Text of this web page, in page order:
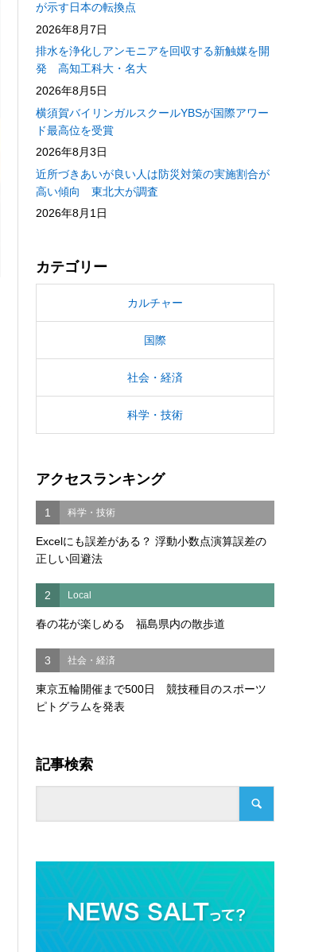
が示す日本の転換点
2026年8月7日
排水を浄化しアンモニアを回収する新触媒を開
発 高知工科大・名大
2026年8月5日
横須賀バイリンガルスクールYBSが国際アワー
ド最高位を受賞
2026年8月3日
近所づきあいが良い人は防災対策の実施割合が
高い傾向 東北大が調査
2026年8月1日
カテゴリー
カルチャー
国際
社会・経済
科学・技術
アクセスランキング
1 科学・技術
Excelにも誤差がある？ 浮動小数点演算誤差の
正しい回避法
2 Local
春の花が楽しめる 福島県内の散歩道
3 社会・経済
東京五輪開催まで500日 競技種目のスポーツ
ピトグラムを発表
記事検索